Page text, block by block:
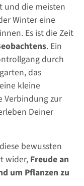
und die meisten
Winter eine
Es ist die Zeit
. Ein
durch
das
kleine
Verbindung zur
Deiner
bewussten
wider, Freude an
um Pflanzen zu